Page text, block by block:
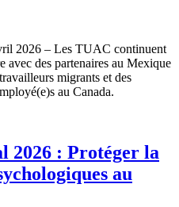
2026 – Les TUAC continuent
avec des partenaires au Mexique
migrants et des
au Canada.
2026 : Protéger la
au